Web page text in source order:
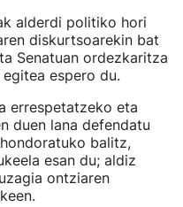
alderdi politiko hori
diskurtsoarekin bat
Senatuan ordezkaritza
espero du.
errespetatzeko eta
duen lana defendatu
balitz,
esan du; aldiz
ontziaren